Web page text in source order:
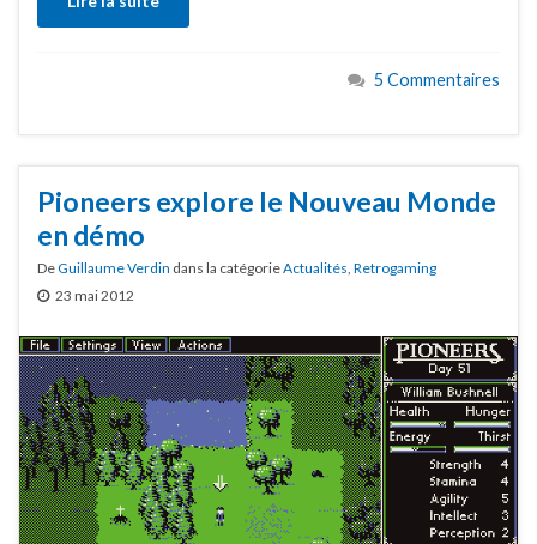
5 Commentaires
Pioneers explore le Nouveau Monde
en démo
DeGuillaume Verdin dans la catégorieActualités Retrogaming
23 mai 2012